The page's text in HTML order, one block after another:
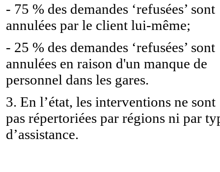
- 75 % des demandes ‘refusées’ sont
annulées par le client lui-même;
- 25 % des demandes ‘refusées’ sont
annulées en raison d'un manque de
personnel dans les gares.
3. En l’état, les interventions ne sont
pas répertoriées par régions ni par
d’assistance.